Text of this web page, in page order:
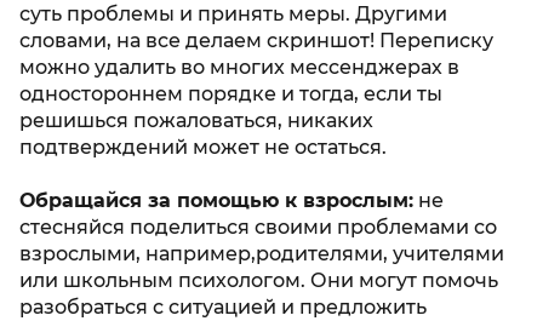
суть проблемы и принять меры. Другими
словами, на все делаем скриншот! Переписку
можно удалить во многих мессенджерах в
одностороннем порядке и тогда, если ты
решишься пожаловаться, никаких
подтверждений может не остаться.
Обращайся за помощью к взрослым: не
стесняйся поделиться своими проблемами со
взрослыми, например,родителями, учителями
или школьным психологом. Они могут помочь
разобраться с ситуацией и предложить